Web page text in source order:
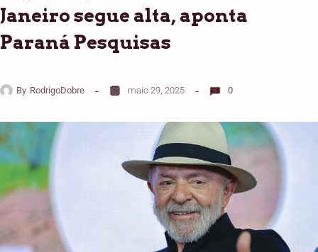
Janeiro segue alta, aponta
Paraná Pesquisas
By RodrigoDobre maio 29, 2025 0